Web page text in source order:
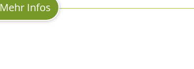
Mehr Infos